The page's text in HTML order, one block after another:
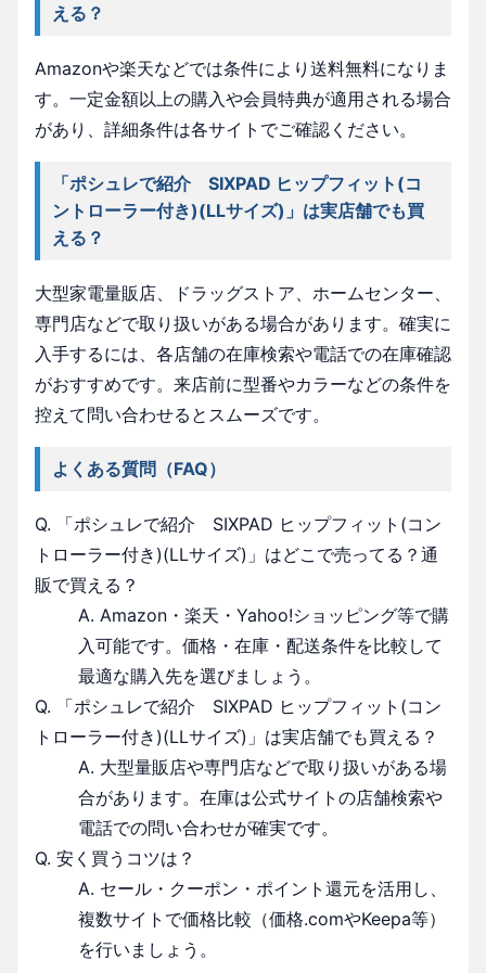
える？
Amazonや楽天などでは条件により送料無料になりま
す。一定金額以上の購入や会員特典が適用される場合
があり、詳細条件は各サイトでご確認ください。
「ポシュレで紹介 SIXPAD ヒップフィット(コ
ントローラー付き)(LLサイズ)」は実店舗でも買
える？
大型家電量販店、ドラッグストア、ホームセンター、
専門店などで取り扱いがある場合があります。確実に
入手するには、各店舗の在庫検索や電話での在庫確認
がおすすめです。来店前に型番やカラーなどの条件を
控えて問い合わせるとスムーズです。
よくある質問（FAQ）
Q. 「ポシュレで紹介 SIXPAD ヒップフィット(コン
トローラー付き)(LLサイズ)」はどこで売ってる？通
販で買える？
A. Amazon・楽天・Yahoo!ショッピング等で購
入可能です。価格・在庫・配送条件を比較して
最適な購入先を選びましょう。
Q. 「ポシュレで紹介 SIXPAD ヒップフィット(コン
トローラー付き)(LLサイズ)」は実店舗でも買える？
A. 大型量販店や専門店などで取り扱いがある場
合があります。在庫は公式サイトの店舗検索や
電話での問い合わせが確実です。
Q. 安く買うコツは？
A. セール・クーポン・ポイント還元を活用し、
複数サイトで価格比較（価格.comやKeepa等）
を行いましょう。